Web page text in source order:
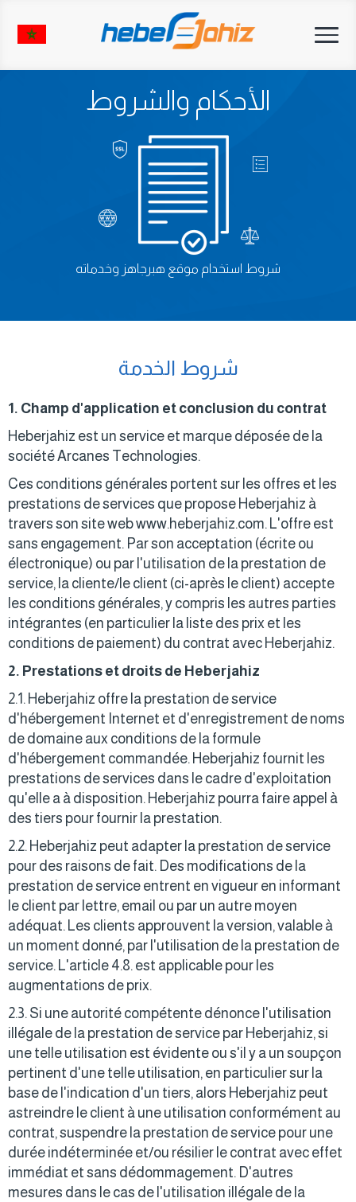
Toggle
الأحكام والشروط
شروط استخدام موقع هبرجاهز وخدماته
شروط الخدمة
1. Champ d'application et conclusion du contrat
Heberjahiz est un service et marque déposée de la
société Arcanes Technologies.
Ces conditions générales portent sur les offres et les
prestations de services que propose Heberjahiz à
travers son site web www.heberjahiz.com. L'offre est
sans engagement. Par son acceptation (écrite ou
électronique) ou par l'utilisation de la prestation de
service, la cliente/le client (ci-après le client) accepte
les conditions générales, y compris les autres parties
intégrantes (en particulier la liste des prix et les
conditions de paiement) du contrat avec Heberjahiz.
2. Prestations et droits de Heberjahiz
2.1. Heberjahiz offre la prestation de service
d'hébergement Internet et d'enregistrement de noms
de domaine aux conditions de la formule
d'hébergement commandée. Heberjahiz fournit les
prestations de services dans le cadre d'exploitation
qu'elle a à disposition. Heberjahiz pourra faire appel à
des tiers pour fournir la prestation.
2.2. Heberjahiz peut adapter la prestation de service
pour des raisons de fait. Des modifications de la
prestation de service entrent en vigueur en informant
le client par lettre, email ou par un autre moyen
adéquat. Les clients approuvent la version, valable à
un moment donné, par l'utilisation de la prestation de
service. L'article 4.8. est applicable pour les
augmentations de prix.
2.3. Si une autorité compétente dénonce l'utilisation
illégale de la prestation de service par Heberjahiz, si
une telle utilisation est évidente ou s'il y a un soupçon
pertinent d'une telle utilisation, en particulier sur la
base de l'indication d'un tiers, alors Heberjahiz peut
astreindre le client à une utilisation conformément au
contrat, suspendre la prestation de service pour une
durée indéterminée et/ou résilier le contrat avec effet
immédiat et sans dédommagement. D'autres
mesures dans le cas de l'utilisation illégale de la